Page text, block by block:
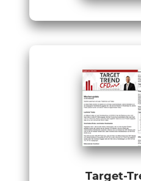
Target-